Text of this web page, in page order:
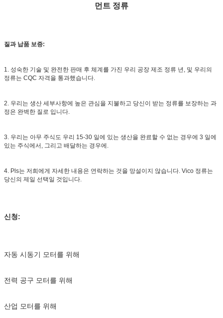
먼트 정류
질과 납품 보증:
1. 성숙한 기술 및 완전한 판매 후 체계를 가진 우리 공장 제조 정류 년, 및 우리의
정류는 CQC 자격을 통과했습니다.
2. 우리는 생산 세부사항에 높은 관심을 지불하고 당신이 받는 정류를 보장하는 과
정은 완벽한 질로 입니다.
3. 우리는 아무 주식도 우리 15-30 일에 있는 생산을 완료할 수 없는 경우에 3 일에
있는 주식에서, 그리고 배달하는 경우에.
4. Pls는 저희에게 자세한 내용은 연락하는 것을 망설이지 않습니다. Vico 정류는
당신의 제일 선택일 것입니다.
신청:
자동 시동기 모터를 위해
전력 공구 모터를 위해
산업 모터를 위해